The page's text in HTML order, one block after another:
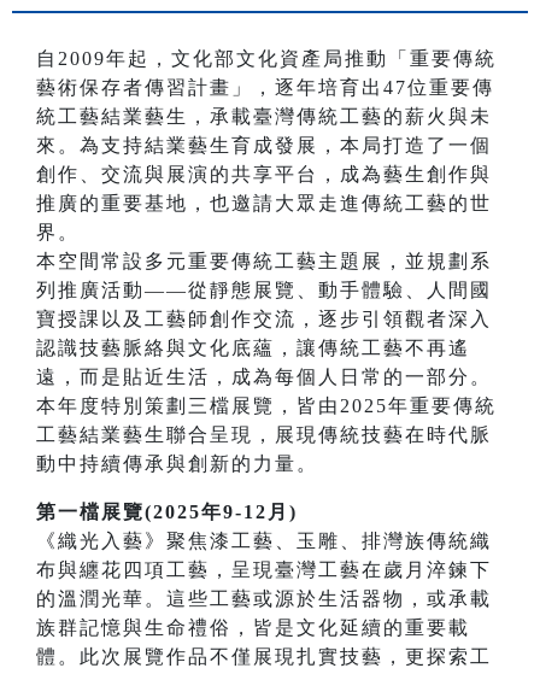
自2009年起，文化部文化資產局推動「重要傳統
藝術保存者傳習計畫」，逐年培育出47位重要傳
統工藝結業藝生，承載臺灣傳統工藝的薪火與未
來。為支持結業藝生育成發展，本局打造了一個
創作、交流與展演的共享平台，成為藝生創作與
推廣的重要基地，也邀請大眾走進傳統工藝的世
界。
本空間常設多元重要傳統工藝主題展，並規劃系
列推廣活動——從靜態展覽、動手體驗、人間國
寶授課以及工藝師創作交流，逐步引領觀者深入
認識技藝脈絡與文化底蘊，讓傳統工藝不再遙
遠，而是貼近生活，成為每個人日常的一部分。
本年度特別策劃三檔展覽，皆由2025年重要傳統
工藝結業藝生聯合呈現，展現傳統技藝在時代脈
動中持續傳承與創新的力量。
第一檔展覽(2025年9-12月)
《織光入藝》聚焦漆工藝、玉雕、排灣族傳統織
布與纏花四項工藝，呈現臺灣工藝在歲月淬鍊下
的溫潤光華。這些工藝或源於生活器物，或承載
族群記憶與生命禮俗，皆是文化延續的重要載
體。此次展覽作品不僅展現扎實技藝，更探索工